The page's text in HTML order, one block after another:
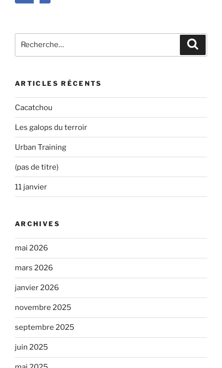
pour
ARTICLES RÉCENTS
Cacatchou
Les galops du terroir
Urban Training
(pas de titre)
11 janvier
ARCHIVES
mai 2026
mars 2026
janvier 2026
novembre 2025
septembre 2025
juin 2025